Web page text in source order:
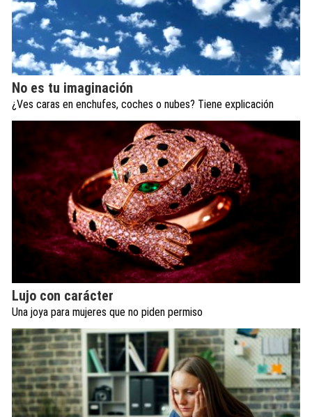
No es tu imaginación
¿Ves caras en enchufes, coches o nubes? Tiene explicación
Lujo con carácter
Una joya para mujeres que no piden permiso